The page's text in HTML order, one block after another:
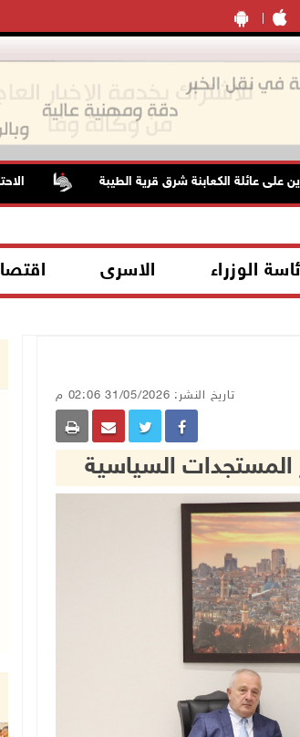
الوزراء الاسرى
تاريخ النشر: 31/05/2026 02:06 م
المستجدات السياسية